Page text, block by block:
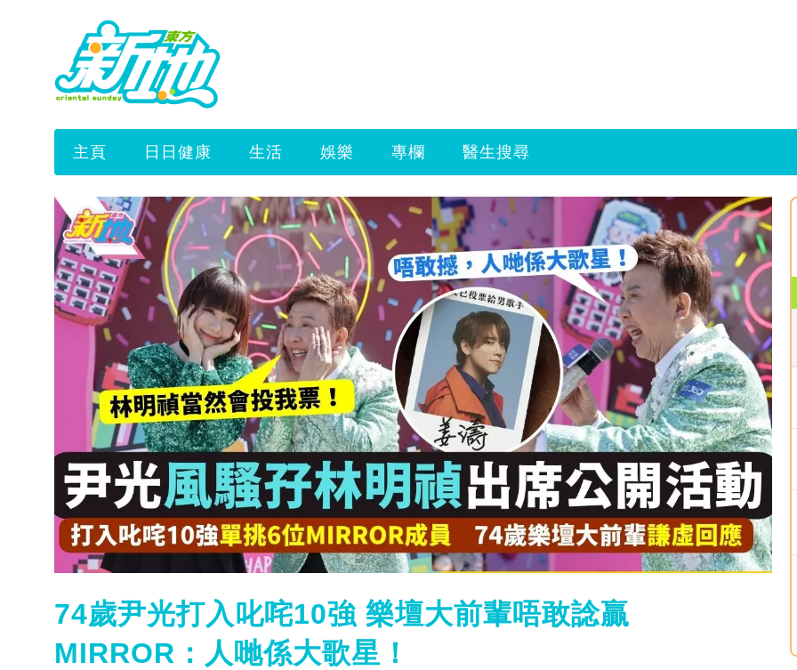
主頁 日日健康 生活 娛樂 專欄 醫生搜尋
74歲尹光打入叱咤10強 樂壇大前輩唔敢諗贏
MIRROR：人哋係大歌星！